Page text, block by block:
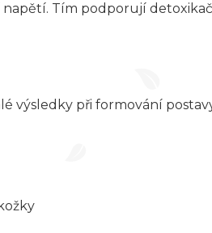
Tím podporují
výsledky při formování